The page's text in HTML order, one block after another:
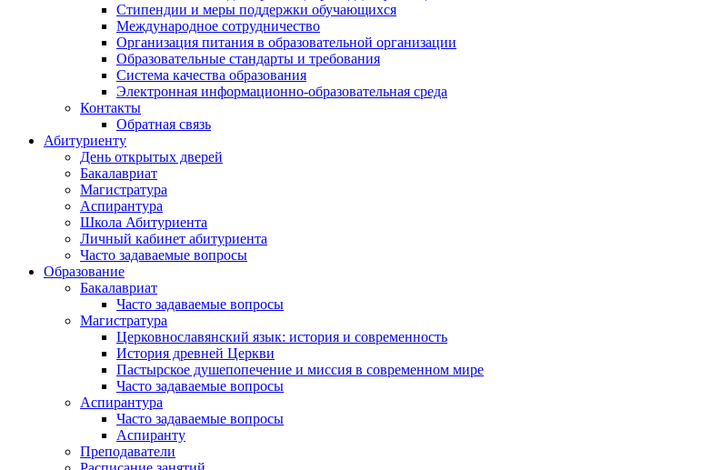
Стипендии и меры поддержки обучающихся
Международное сотрудничество
Организация питания в образовательной организации
Образовательные стандарты и требования
Система качества образования
Электронная информационно-образовательная среда
Контакты
Обратная связь
Абитуриенту
День открытых дверей
Бакалавриат
Магистратура
Аспирантура
Школа Абитуриента
Личный кабинет абитуриента
Часто задаваемые вопросы
Образование
Бакалавриат
Часто задаваемые вопросы
Магистратура
Церковнославянский язык: история и современность
История древней Церкви
Пастырское душепопечение и миссия в современном мире
Часто задаваемые вопросы
Аспирантура
Часто задаваемые вопросы
Аспиранту
Преподаватели